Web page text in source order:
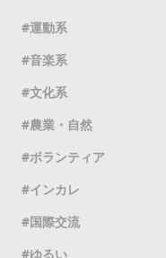
運動系
音楽系
文化系
農業・自然
ボランティア
インカレ
国際交流
ゆるい